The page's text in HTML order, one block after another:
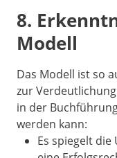
8.
Modell
Das Modell ist so
zur
in der
werden kann:
Es spiegelt